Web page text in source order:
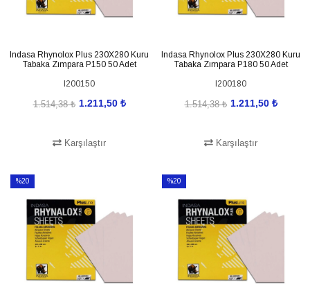
Indasa Rhynolox Plus 230X280 Kuru
Tabaka Zımpara P150 50 Adet
I200150
1.211,50 ₺
1.514,38 ₺
Karşılaştır
Indasa Rhynolox Plus 230X280 Kuru
Tabaka Zımpara P180 50 Adet
I200180
1.211,50 ₺
1.514,38 ₺
Karşılaştır
%20
%20İndirim
%20
%20İndirim